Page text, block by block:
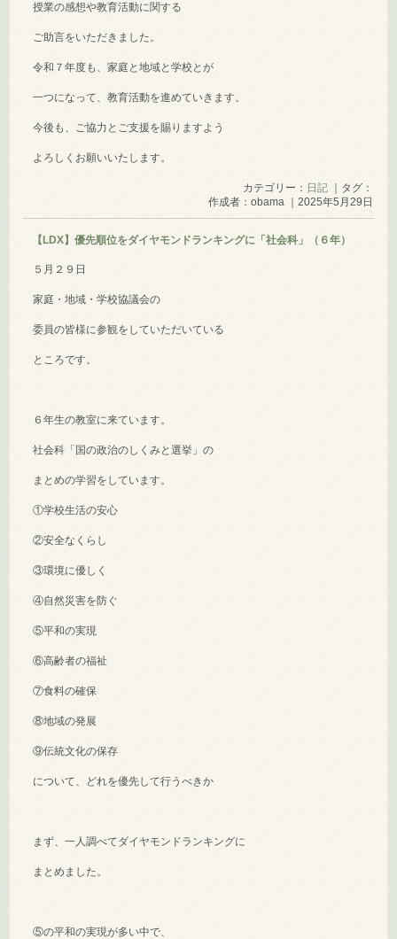
授業の感想や教育活動に関する
ご助言をいただきました。
令和７年度も、家庭と地域と学校とが
一つになって、教育活動を進めていきます。
今後も、ご協力とご支援を賜りますよう
よろしくお願いいたします。
カテゴリー： 日記｜タグ：
作成者：obama ｜2025年5月29日
【LDX】優先順位をダイヤモンドランキングに「社会科」（６年）
５月２９日
家庭・地域・学校協議会の
委員の皆様に参観をしていただいている
ところです。
６年生の教室に来ています。
社会科「国の政治のしくみと選挙」の
まとめの学習をしています。
①学校生活の安心
②安全なくらし
③環境に優しく
④自然災害を防ぐ
⑤平和の実現
⑥高齢者の福祉
⑦食料の確保
⑧地域の発展
⑨伝統文化の保存
について、どれを優先して行うべきか
まず、一人調べてダイヤモンドランキングに
まとめました。
⑤の平和の実現が多い中で、